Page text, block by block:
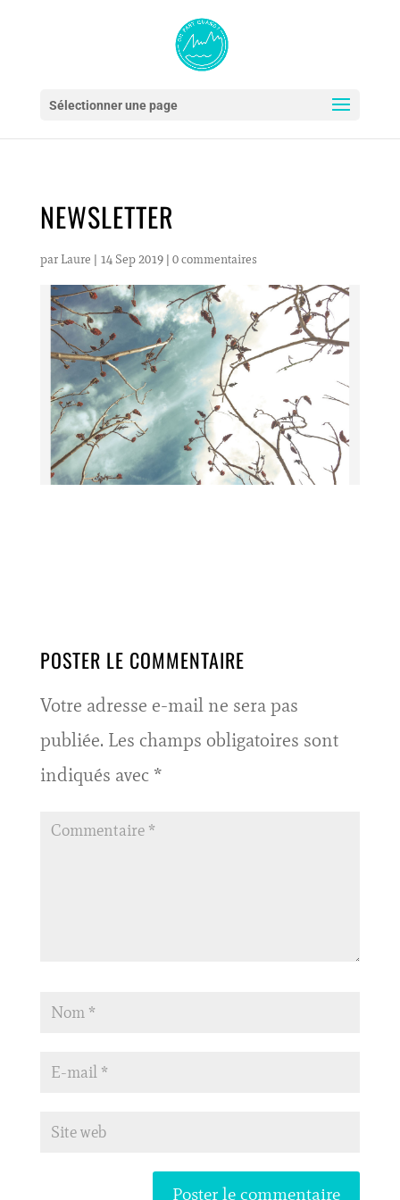
Sélectionner une page
NEWSLETTER
par Laure | 14 Sep 2019| 0 commentaires
POSTER LE COMMENTAIRE
Votre adresse e-mail ne sera pas
publiée. Les champs obligatoires sont
indiqués avec *